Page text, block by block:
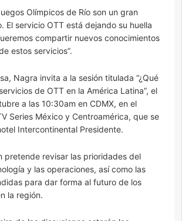
Olímpicos de Río son un gran
El servicio OTT está dejando su huella
compartir nuevos conocimientos
estos servicios”.
Nagra invita a la sesión titulada “¿Qué
de OTT en la América Latina”, el
a las 10:30am en CDMX, en el
Series México y Centroamérica, que se
Intercontinental Presidente.
pretende revisar las prioridades del
y las operaciones, así como las
para dar forma al futuro de los
la región.